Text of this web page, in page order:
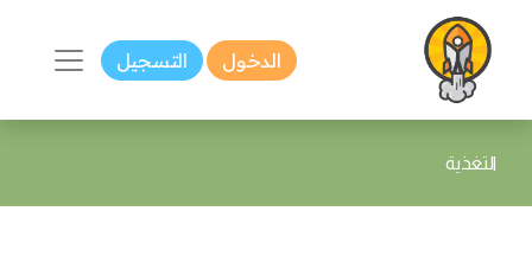
الدخول التسجيل
التغذية